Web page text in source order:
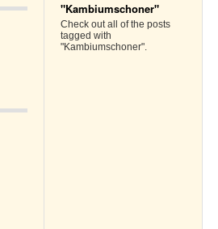
"Kambiumschoner"
Check out all of the posts
tagged with
"Kambiumschoner".